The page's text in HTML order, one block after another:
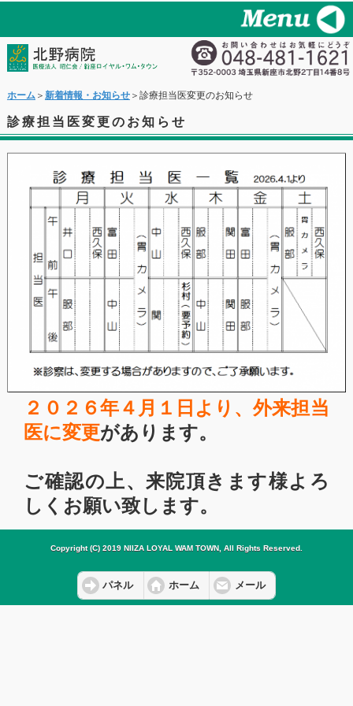
ホーム＞ 新着情報・お知らせ＞診療担当医変更のお知らせ
診療担当医変更のお知らせ
２０２６年４月１日より、外来担当
医に変更があります。
ご確認の上、来院頂きます様よろ
しくお願い致します。
Copyright (C) 2019 NIIZA LOYAL WAM TOWN, All Rights Reserved.
パネル ホーム メール